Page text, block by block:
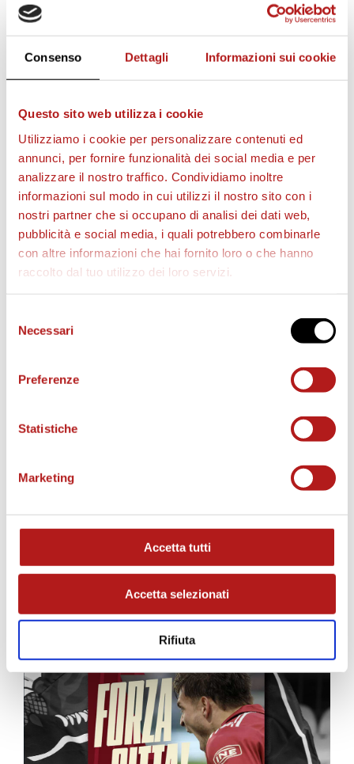
Consenso Dettagli Informazioni sui cookie
Questo sito web utilizza i cookie
Utilizziamo i cookie per personalizzare contenuti ed
annunci, per fornire funzionalità dei social media e per
analizzare il nostro traffico. Condividiamo inoltre
informazioni sul modo in cui utilizzi il nostro sito con i
nostri partner che si occupano di analisi dei dati web,
pubblicità e social media, i quali potrebbero combinarle
con altre informazioni che hai fornito loro o che hanno
raccolto dal tuo utilizzo dei loro servizi.
delNecessari
Preferenze
Statistiche
Marketing
Accetta tutti
Accetta selezionati
Rifiuta
BIGLIETTI
AS CITTADELLA STORE
MATCH PROGRAM